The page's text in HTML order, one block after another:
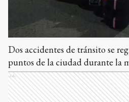
Dos accidentes de tránsito se
puntos de la ciudad durante la
Ads